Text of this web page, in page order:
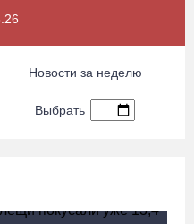
Новости за неделю
Выбрать